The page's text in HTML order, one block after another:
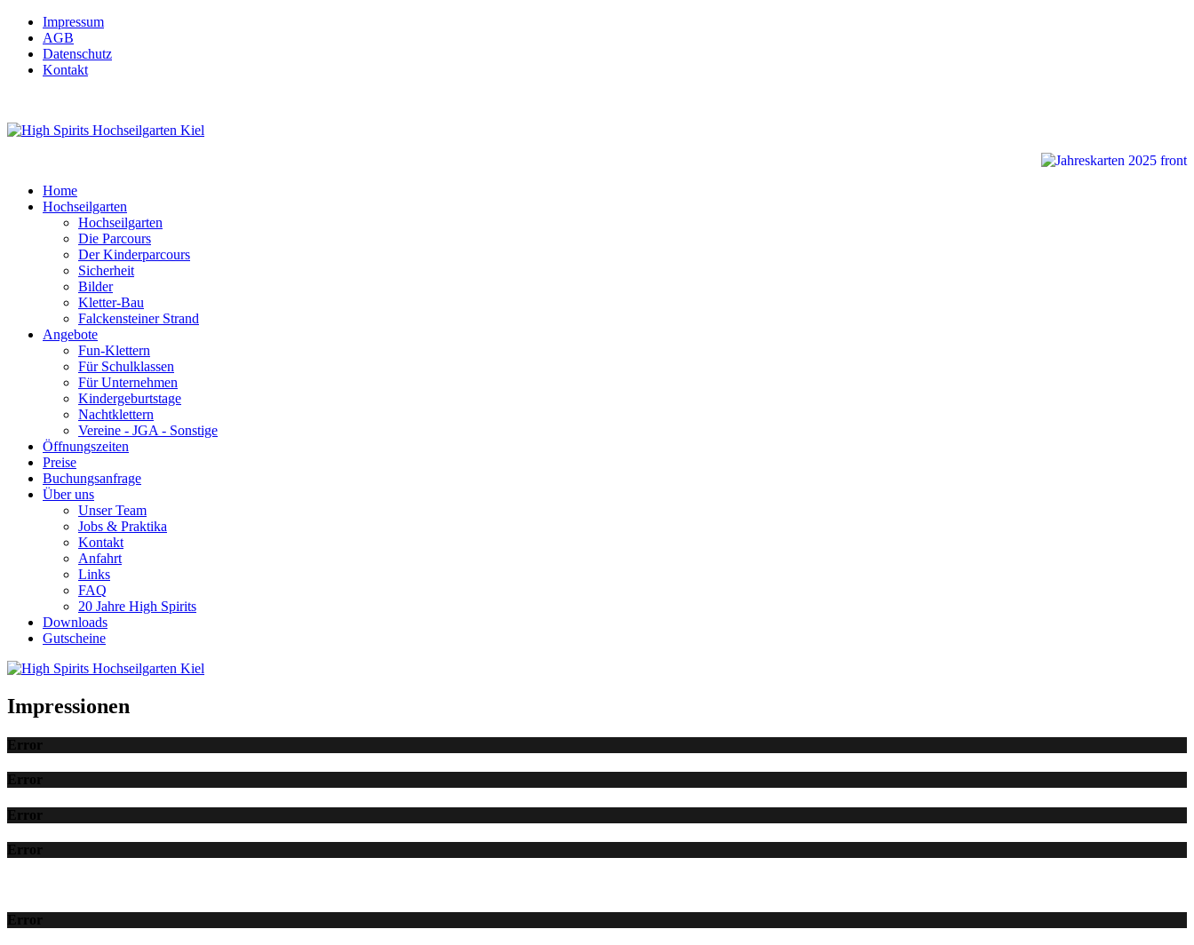
Impressum
AGB
Datenschutz
Kontakt
Home
Hochseilgarten
Hochseilgarten
Die Parcours
Der Kinderparcours
Sicherheit
Bilder
Kletter-Bau
Falckensteiner Strand
Angebote
Fun-Klettern
Für Schulklassen
Für Unternehmen
Kindergeburtstage
Nachtklettern
Vereine - JGA - Sonstige
Öffnungszeiten
Preise
Buchungsanfrage
Über uns
Unser Team
Jobs & Praktika
Kontakt
Anfahrt
Links
FAQ
20 Jahre High Spirits
Downloads
Gutscheine
Impressionen
Error
Error
Error
Error
Error